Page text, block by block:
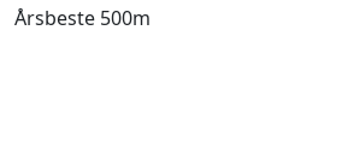
Årsbeste 500m